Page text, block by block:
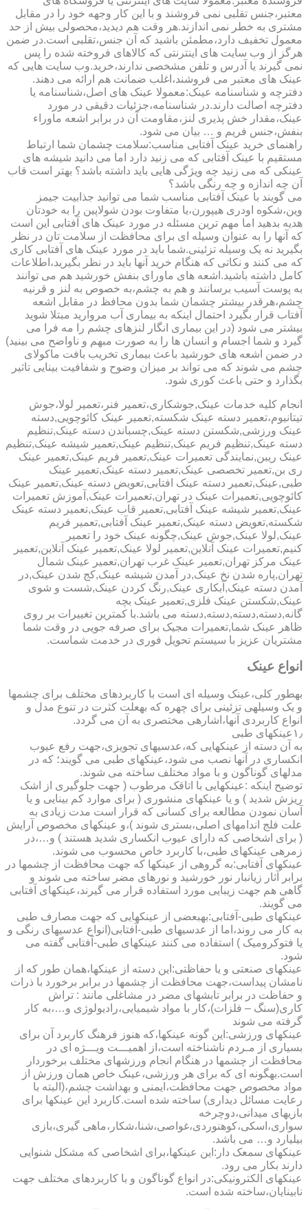
معتبر،جنس تقلبی نمی فروشند و با این کار وجهه خود را در مقابل
مشتری به خطر نمی اندازند.هر وقت هم دیدید،محصولی بیش از حد
معمول تخفیف دارد،مطمئن باشید که آن جنس،تقلبی است.در ضمن
هرگز از وب سایت های اینترنتی که کالاهای فروخته شده را پس
نمی گیرند یا آدرس و تلفن مشخصی ندارند،خرید.وب سایت هایی که
عینک های معتبر می فروشند،اغلب ضمانت هم ارائه می دهند.
دفترچه و شناسنامه عینک:معمولا عینک های اصل،شناسنامه یا
دفترچه اصالت دارند.در شناسنامه،جزئیات دقیقی در مورد
عینک،مقدار خش پذیری لنز،مقاومت آن در برابر اشعه ماوراء
بنفش،جنس فریم و … بیان می شود.
راهنمای خرید عینک آفتابی مناسب:سلامت چشمان شما ارتباط
مستقیم با عینک آفتابی که می زنید دارد اما می دانید شیشه های
عینکی که می زنید چه ویژگی هایی باید داشته باشد؟ بهتر است قاب
آن چه اندازه و چه رنگی باشد؟
می گویند با عینک آفتابی مناسب شما می توانید جذابیت جیمز
وین،شکوه اودری هیپورن،یا متفاوت بودن شولاپین را به خودتان
هدیه بدهید اما مهم ترین مسئله در مورد عینک های آفتابی این است
که آنها را به عنوان وسیله ای برای محافظت از سلامت تان در نظر
بگیرید نه یک وسیله تزئینی.شما باید در مورد عینک های آفتابی کاری
که می کنند و نکاتی که هنگام خرید آنها باید در نظر بگیرید،اطلاعات
کامل داشته باشید.اشعه های ماورای بنفش خورشید هم می توانند
به پوست آسیب برسانند و هم به چشم،به خصوص به لنز و قرنیه
چشم،هرقدر بیشتر چشمان شما بدون محافظ در مقابل اشعه
آفتاب قرار بگیرد احتمال اینکه به بیماری آب مروارید مبتلا شوید
بیشتر می شود (در این بیماری انگار لنزهای چشم را مه فرا می
گیرد و شما اجسام و انسان ها را به صورت مبهم و ناواضح می بینید)
در ضمن اشعه های خورشید باعث بیماری تخریب بافت ماکولای
چشم می شوند که می تواند بر میزان وضوح و شفافیت بینایی تاثیر
بگذارد و حتی باعث کوری شود.
انجام کلیه خدمات عینک,جوشکاری،تعمیر فنر،تعمیر لولا،جوش
تیتانیوم،تعمیر دسته عینک شکسته,تعمیر عینک کائوچویی,دسته
عینک ورزشی,شکستن دسته عینک,چسباندن دسته عینک,تنظیم
دسته عینک,تنظیم فریم عینک,تنظیم عینک,تعمیر شیشه عینک,تنظیم
عینک ریبن,نمایندگی تعمیرات عینک,تعمیر فریم عینک,تعمیر عینک
ری بن,تعمیر تخصصی عینک,تعمیر دسته عینک,تعمیر عینک
طبی,عینک,تعمیر دسته عینک افتابی,تعویض دسته عینک,تعمیر عینک
کائوچویی,تعمیرات عینک در تهران,تعمیرات عینک,آموزش تعمیرات
عینک,تعمیر شیشه عینک آفتابی,تعمیر قاب عینک,تعمیر دسته عینک
شکسته,تعویض دسته عینک,تعمیر عینک آفتابی,تعمیر فریم
عینک,لولا عینک,جوش عینک,چگونه عینک خود را تعمیر
کنیم,تعمیرات عینک آنلاین,تعمیر لولا عینک,تعمیر عینک آنلاین,تعمیر
عینک مرکز تهران,تعمیر عینک غرب تهران,تعمیر عینک شمال
تهران,پاره شدن نخ عینک,در آمدن شیشه عینک,کج شدن عینک,در
آمدن دسته عینک,آبکاری عینک,رنگ کردن عینک,شست و شوی
عینک,شکستن عینک فلزی,تعمیر عینک بچه
گانه,دسته,دسته,دسته,دسته می باشد.با کمترین تغییرات بر روی
ظاهر عینک شما,تعمیرات مجیک برای صرفه جویی در وقت شما
مشتریان عزیز با سیستم تحویل فوری در خدمت شماست.
انواع عینک
به­طور کلی،عینک وسیله ای است با کاربردهای مختلف برای چشمها
و یک وسیله­ی تزئینی برای چهره که به­علت کثرت در تنوع مدل و
انواع کاربردی آنها،اشاره­ی مختصری به آن می گردد.
۱٫عینکهای طبی
به آن دسته از عینکهایی که،عدسیهای تجویزی،جهت رفع عیوب
انکساری در آنها نصب می شود،عینکهای طبی می گویند؛ که در
مدلهای گوناگون و با مواد مختلف ساخته می شوند.
توضیح اینکه :عینکهایی با اتاقک مرطوب ( جهت جلوگیری از اشک
ریزش شدید ) و یا عینکهای منشوری ( برای موارد کم بینایی و یا
آسان نمودن مطالعه برای کسانی که قرار است مدت زیادی به
علت فلج اندامهای اصلی،بستری شوند )،و عینکهای مخصوص آرایش
( برای اشخاصی که دارای عیوب انکساری شدید هستند ) و…،در
زمره­ی عینکهای طبی،با کاربرد خاص محسوب می شوند.
عینکهای آفتابی:به گروهی از عینکها که جهت محافظت از چشمها در
برابر آثار زیانبار نور خورشید و نورهای مضر ساخته می شوند و
گاهی هم جهت زیبایی مورد استفاده قرار می گیرند،عینکهای آفتابی
می گویند.
عینکهای طبی-آفتابی:به­بعضی از عینکهایی که جهت مصارف طبی
به کار می روند،اما از عدسیهای طبی-آفتابی(انواع عدسیهای رنگی و
یا فتوکرومیک ) استفاده می کنند عینکهای طبی-آفتابی گفته می
شود.
عینکهای صنعتی و یا حفاظتی:این دسته از عینکها،همان طور که از
نامشان پیداست،جهت محافظت از چشمها در برابر برخورد با ذرات
و حفاظت در برابر تابشهای مضر در مشاغلی مانند : تراش
کاری(سنگ – فلزات)،کار با مواد شیمیایی،رادیولوژی و…،به کار
گرفته می شوند
عینکهای ورزشی:این گونه عینکها،که هنوز فرهنگ کاربرد آن برای
بسیاری از مـردم ناشناخته است،از اهمیـــت ویـــژه ای در
محافظت از چشمها در هنگام انجام ورزشهای مختلف برخوردار
است.به­گونه ای که برای هر ورزشی،عینک خاص همان ورزش از
مواد مخصوص جهت محافظت،ایمنی و بهداشت چشم،(البته با
رعایت مسائل دیداری) ساخته شده است.کاربرد این عینکها برای
بازیهای میدانی،دوچرخه
سواری،اسکی،کوهنوردی،غواصی،شنا،شکار،ماهی گیری،بازی
بیلیارد و… می باشد.
عینکهای سمعک دار:این عینکها،برای اشخاصی که مشکل شنوایی
دارند بکار می رود.
عینکهای الکترونیکی:در انواع گوناگون و با کاربردهای مختلف جهت
نابینایان،ساخته شده است.